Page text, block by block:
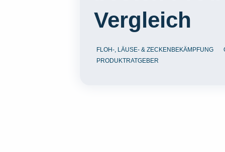
Vergleich
FLOH-, LÄUSE- & ZECKENBEKÄMPFUNG
PRODUKTRATGEBER